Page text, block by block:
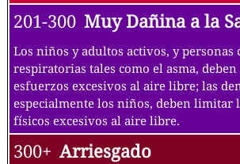
201-300 Muy Dañina a la
Los niños y adultos activos, y personas
respiratorias tales como el asma,
esfuerzos excesivos al aire libre; las
especialmente los niños, deben limitar
físicos excesivos al aire libre.
300+ Arriesgado